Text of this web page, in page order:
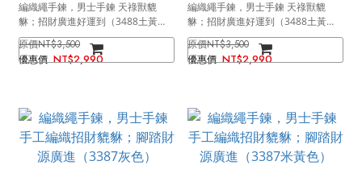
編織繩手鍊，男士手鍊 天祿獸貔
貅；招財廣進好運到（3488土黃
綠）
NT$3,500
NT$2,990
編織繩手鍊，男士手鍊 天祿獸貔
貅；招財廣進好運到（3488土黃
藍）
NT$3,500
NT$2,990